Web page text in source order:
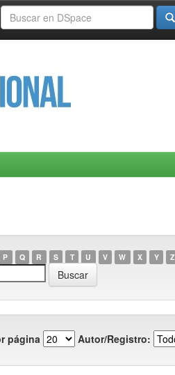
P Q R S T U V W X Y Z
página Autor/Registro: